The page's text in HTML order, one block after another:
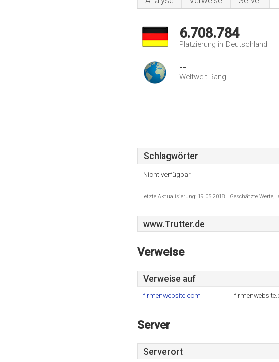
6.708.784
Platzierung in Deutschland
--
Weltweit Rang
Schlagwörter
Nicht verfügbar
Letzte Aktualisierung: 19.05.2018 . Geschätzte
www.Trutter.de
Verweise
Verweise auf
firmenwebsite.com
Server
Serverort